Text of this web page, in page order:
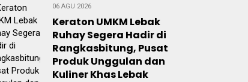
06 AGU 2026
Keraton UMKM Lebak
Ruhay Segera Hadir di
Rangkasbitung, Pusat
Produk Unggulan dan
Kuliner Khas Lebak